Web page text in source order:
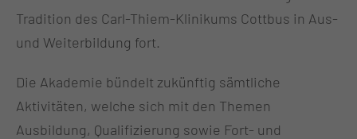
Tradition des Carl-Thiem-Klinikums Cottbus in Aus-
und Weiterbildung fort.
Die Akademie bündelt zukünftig sämtliche
Aktivitäten, welche sich mit den Themen
Ausbildung, Qualifizierung sowie Fort- und